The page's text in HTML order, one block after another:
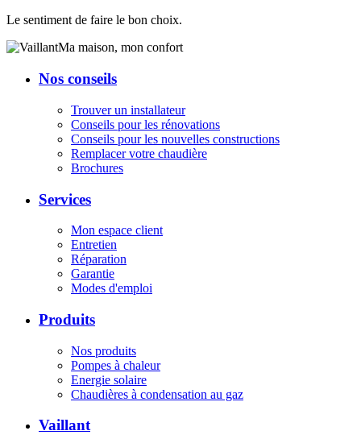
Le sentiment de faire le bon choix.
Ma maison, mon confort
Nos conseils
Trouver un installateur
Conseils pour les rénovations
Conseils pour les nouvelles constructions
Remplacer votre chaudière
Brochures
Services
Mon espace client
Entretien
Réparation
Garantie
Modes d'emploi
Produits
Nos produits
Pompes à chaleur
Energie solaire
Chaudières à condensation au gaz
Vaillant